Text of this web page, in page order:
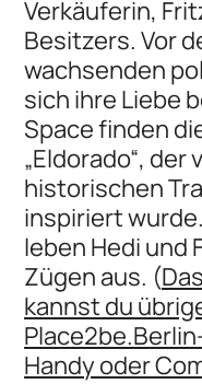
Verkäuferin,
Besitzers. Vor
wachsenden
sich ihre Liebe
Space finden
„Eldorado“,
historischen
inspiriert
leben Hedi und
Zügen aus. (
kannst du
Handy oder